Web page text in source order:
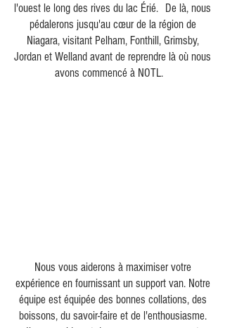
l'ouest le long des rives du lac Érié. De là, nous
pédalerons jusqu'au cœur de la région de
Niagara, visitant Pelham, Fonthill, Grimsby,
Jordan et Welland avant de reprendre là où nous
avons commencé à NOTL.
Nous vous aiderons à maximiser votre
expérience en fournissant un support van. Notre
équipe est équipée des bonnes collations, des
boissons, du savoir-faire et de l'enthousiasme.